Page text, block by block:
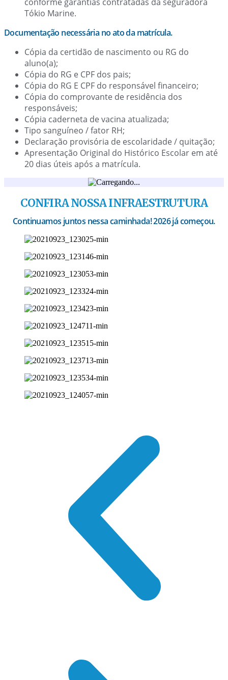
Tókio Marine.
Documentação necessária no ato da matrícula.
Cópia da certidão de nascimento ou RG do
aluno(a);
Cópia do RG e CPF dos pais;
Cópia do RG E CPF do responsável financeiro;
Cópia do comprovante de residência dos
responsáveis;
Cópia caderneta de vacina atualizada;
Tipo sanguíneo / fator RH;
Declaração provisória de escolaridade / quitação;
Apresentação Original do Histórico Escolar em até
20 dias úteis após a matrícula.
CONFIRA NOSSA INFRAESTRUTURA
Continuamos juntos nessa caminhada! 2026 já começou.